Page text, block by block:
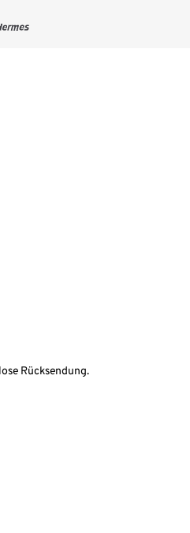
Rücksendung.